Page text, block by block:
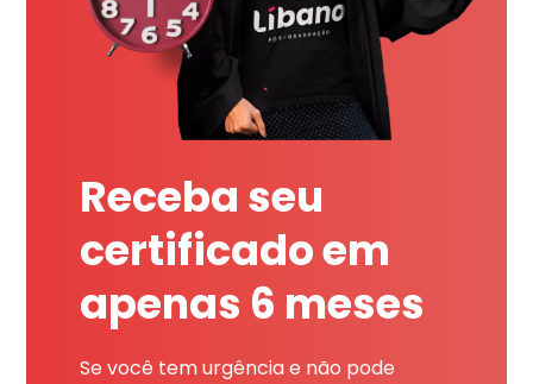
Receba seu
certificado em
apenas 6 meses
Se você tem urgência e não pode